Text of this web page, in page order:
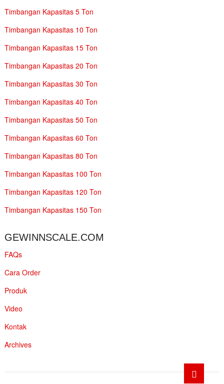
Timbangan Kapasitas 5 Ton
Timbangan Kapasitas 10 Ton
Timbangan Kapasitas 15 Ton
Timbangan Kapasitas 20 Ton
Timbangan Kapasitas 30 Ton
Timbangan Kapasitas 40 Ton
Timbangan Kapasitas 50 Ton
Timbangan Kapasitas 60 Ton
Timbangan Kapasitas 80 Ton
Timbangan Kapasitas 100 Ton
Timbangan Kapasitas 120 Ton
Timbangan Kapasitas 150 Ton
GEWINNSCALE.COM
FAQs
Cara Order
Produk
Video
Kontak
Archives
Go
to